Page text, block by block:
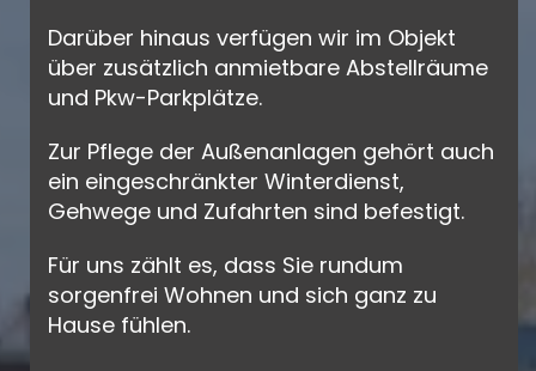
Darüber hinaus verfügen wir im Objekt
über zusätzlich anmietbare Abstellräume
und Pkw-Parkplätze.
Zur Pflege der Außenanlagen gehört auch
ein eingeschränkter Winterdienst,
Gehwege und Zufahrten sind befestigt.
Für uns zählt es, dass Sie rundum
sorgenfrei Wohnen und sich ganz zu
Hause fühlen.